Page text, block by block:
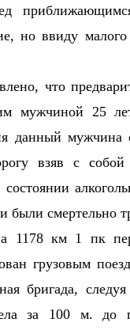
но ввиду малого
что
мужчиной 25
данный
взяв с
были смертельно
1178 км 1 пк
грузовым
бригада,
за 100 м. до